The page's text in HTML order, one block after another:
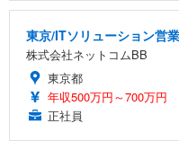
東京/ITソリューション営業
株式会社ネットコムBB
東京都
年収500万円～700万円
正社員